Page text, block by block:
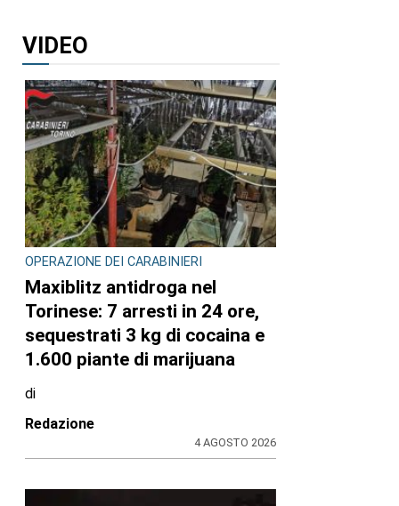
VIDEO
OPERAZIONE DEI CARABINIERI
Maxiblitz antidroga nel
Torinese: 7 arresti in 24 ore,
sequestrati 3 kg di cocaina e
1.600 piante di marijuana
di
Redazione
4 AGOSTO 2026